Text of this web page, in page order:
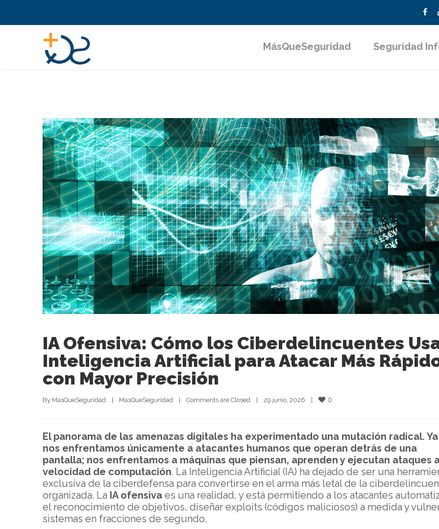
MásQueSeguridad Seguridad
IA Ofensiva: Cómo los Ciberdelincuentes
Inteligencia Artificial para Atacar Más
con Mayor Precisión
By MasQueSeguridad MasQueSeguridad Comments are Closed 29 junio, 2026 0
El panorama de las amenazas digitales ha experimentado una mutación radical.
nos enfrentamos únicamente a atacantes humanos que operan detrás de una
pantalla; nos enfrentamos a máquinas que piensan, aprenden y ejecutan ataques
velocidad de computación. La Inteligencia Artificial (IA) ha dejado de ser una
exclusiva de la ciberdefensa para convertirse en el arma más letal de la
organizada. La IA ofensiva es una realidad, y está permitiendo a los atacantes
el reconocimiento de objetivos, diseñar exploits (códigos maliciosos) a medida y
sistemas en fracciones de segundo.